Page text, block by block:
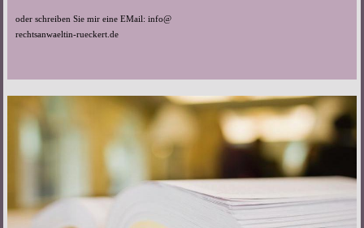
oder schreiben Sie mir eine EMail: info@
rechtsanwaeltin-rueckert.de